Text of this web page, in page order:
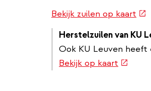
Bekijk zuilen op kaart
Herstelzuilen van KU
Ook KU Leuven heeft
Bekijk op kaart (externe